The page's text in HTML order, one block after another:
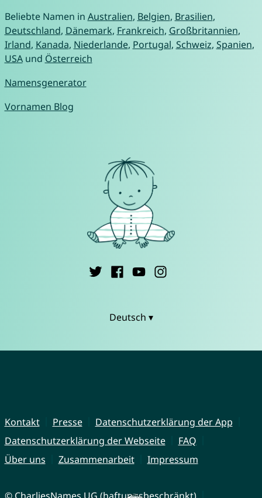
Beliebte Namen in Australien, Belgien, Brasilien,
Deutschland, Dänemark, Frankreich, Großbritannien,
Irland, Kanada, Niederlande, Portugal, Schweiz, Spanien,
USAund Österreich
Namensgenerator
Vornamen Blog
Deutsch ▾
Kontakt Presse
Datenschutzerklärung der App
Datenschutzerklärung der Webseite
FAQ
Über uns
Zusammenarbeit Impressum